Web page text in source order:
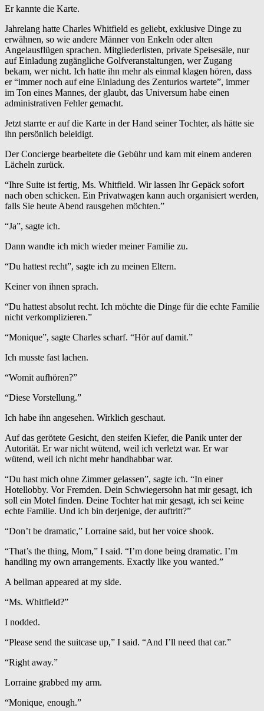
Er kannte die Karte.
Jahrelang hatte Charles Whitfield es geliebt, exklusive Dinge zu
erwähnen, so wie andere Männer von Enkeln oder alten
Angelausflügen sprachen. Mitgliederlisten, private Speisesäle, nur
auf Einladung zugängliche Golfveranstaltungen, wer Zugang
bekam, wer nicht. Ich hatte ihn mehr als einmal klagen hören, dass
er “immer noch auf eine Einladung des Zenturios wartete”, immer
im Ton eines Mannes, der glaubt, das Universum habe einen
administrativen Fehler gemacht.
Jetzt starrte er auf die Karte in der Hand seiner Tochter, als hätte sie
ihn persönlich beleidigt.
Der Concierge bearbeitete die Gebühr und kam mit einem anderen
Lächeln zurück.
“Ihre Suite ist fertig, Ms. Whitfield. Wir lassen Ihr Gepäck sofort
nach oben schicken. Ein Privatwagen kann auch organisiert werden,
falls Sie heute Abend rausgehen möchten.”
“Ja”, sagte ich.
Dann wandte ich mich wieder meiner Familie zu.
“Du hattest recht”, sagte ich zu meinen Eltern.
Keiner von ihnen sprach.
“Du hattest absolut recht. Ich möchte die Dinge für die echte Familie
nicht verkomplizieren.”
“Monique”, sagte Charles scharf. “Hör auf damit.”
Ich musste fast lachen.
“Womit aufhören?”
“Diese Vorstellung.”
Ich habe ihn angesehen. Wirklich geschaut.
Auf das gerötete Gesicht, den steifen Kiefer, die Panik unter der
Autorität. Er war nicht wütend, weil ich verletzt war. Er war
wütend, weil ich nicht mehr handhabbar war.
“Du hast mich ohne Zimmer gelassen”, sagte ich. “In einer
Hotellobby. Vor Fremden. Dein Schwiegersohn hat mir gesagt, ich
soll ein Motel finden. Deine Tochter hat mir gesagt, ich sei keine
echte Familie. Und ich bin derjenige, der auftritt?”
“Don’t be dramatic,” Lorraine said, but her voice shook.
“That’s the thing, Mom,” I said. “I’m done being dramatic. I’m
handling my own arrangements. Exactly like you wanted.”
A bellman appeared at my side.
“Ms. Whitfield?”
I nodded.
“Please send the suitcase up,” I said. “And I’ll need that car.”
“Right away.”
Lorraine grabbed my arm.
“Monique, enough.”